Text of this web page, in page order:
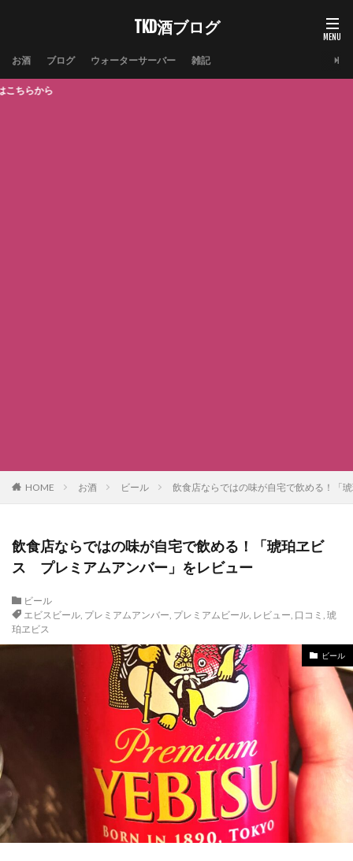
TKD酒ブログ
お酒 ブログ ウォーターサーバー 雑記
HOME お酒 ビール 飲食店ならではの味が自宅で飲める！「
飲食店ならではの味が自宅で飲める！「琥珀ヱビ
ス プレミアムアンバー」をレビュー
ビール
エビスビール, プレミアムアンバー, プレミアムビール, レビュー, 口コミ , 琥
珀ヱビス
ビール